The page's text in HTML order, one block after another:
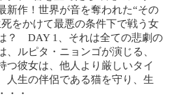
新作！世界が音を奪われた“その
をかけて最悪の条件下で戦う女
？ DAY 1、それは全ての悲劇の
、ルピタ・ニョンゴが演じる、
つ彼女は、他人より厳しいタイ
人生の伴侶である猫を守り、生
・・